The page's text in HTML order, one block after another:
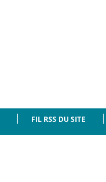
FIL RSS DU SITE